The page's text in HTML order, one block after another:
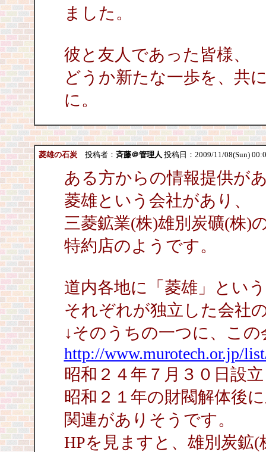
ました。
彼と友人であった皆様、
どうか新たな一歩を、共
に。
菱雄の石炭投稿者：斉藤＠管理人 投稿日：2009/11/08(Sun)
ある方からの情報提供が
菱雄という会社があり、
三菱鉱業(株)雄別炭礦(株)
特約店のようです。
道内各地に「菱雄」とい
それぞれが独立した会社
↓そのうちの一つに、こ
http://www.murotech.or.jp/
昭和２４年７月３０日設
昭和２１年の財閥解体後
関連がありそうです。
HPを見ますと、雄別炭鉱